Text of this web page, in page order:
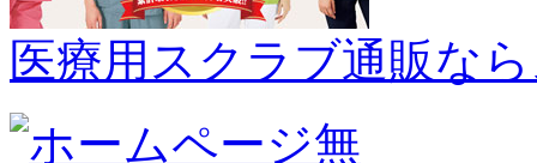
医療用スクラブ通販な